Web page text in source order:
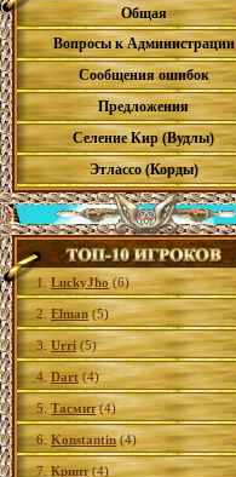
Общая
Вопросы к Администрации
Сообщения ошибок
Предложения
Селение Кир (Вудлы)
Этлассо (Корды)
1. LuckyJho (6)
2. Elman(5)
3. Urri (5)
4. Dart (4)
5. Тасмит(4)
6. Konstantin(4)
7. Крипт(4)